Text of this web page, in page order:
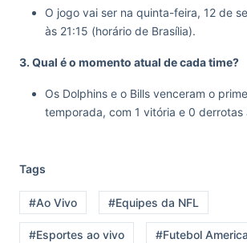
O jogo vai ser na quinta-feira, 12 de
às 21:15 (horário de Brasília).
3. Qual é o momento atual de cada time?
Os Dolphins e o Bills venceram o
temporada, com 1 vitória e 0 derrotas
Tags
#Ao Vivo #Equipes da NFL
#Esportes ao vivo #Futebol